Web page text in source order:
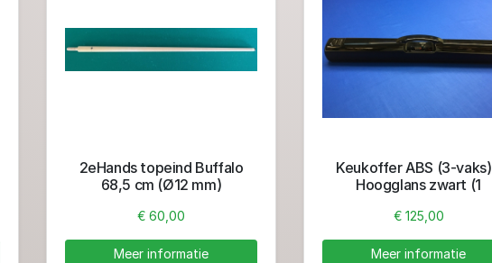
2eHands topeind Buffalo
68,5 cm (Ø12 mm)
€ 60,00
Meer informatie
Keukoffer ABS (3-
Hoogglans zwart (1
€ 125,00
Meer informatie